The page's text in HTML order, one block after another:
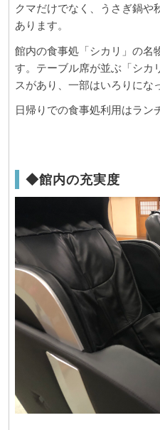
クマだけでなく、うさぎ鍋や
あります。
館内の食事処「シカリ」の名
す。テーブル席が並ぶ「シカ
スがあり、一部はいろりにな
日帰りでの食事処利用はラン
◆館内の充実度